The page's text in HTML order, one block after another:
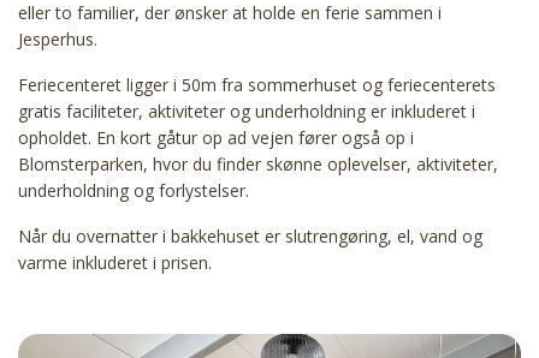
eller to familier, der ønsker at holde en ferie sammen i
Jesperhus.
Feriecenteret ligger i 50m fra sommerhuset og feriecenterets
gratis faciliteter, aktiviteter og underholdning er inkluderet i
opholdet. En kort gåtur op ad vejen fører også op i
Blomsterparken, hvor du finder skønne oplevelser, aktiviteter,
underholdning og forlystelser.
Når du overnatter i bakkehuset er slutrengøring, el, vand og
varme inkluderet i prisen.